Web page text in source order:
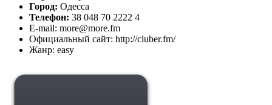
Город: Одесса
Телефон: 38 048 70 2222 4
E-mail: more@more.fm
Официальный сайт: http://cluber.fm/
Жанр: easy